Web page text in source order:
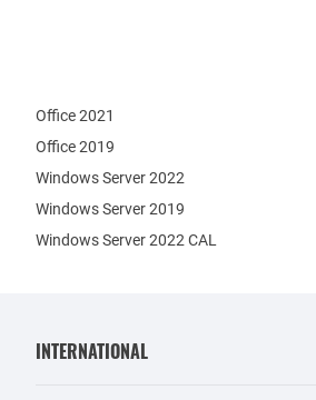
Office 2021
Office 2019
Windows Server 2022
Windows Server 2019
Windows Server 2022 CAL
INTERNATIONAL